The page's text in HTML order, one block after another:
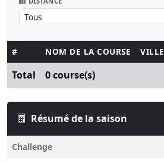
# NOM DE LA COURSE VILLE
Total 0 course(s)
Résumé de la saison
Challenge